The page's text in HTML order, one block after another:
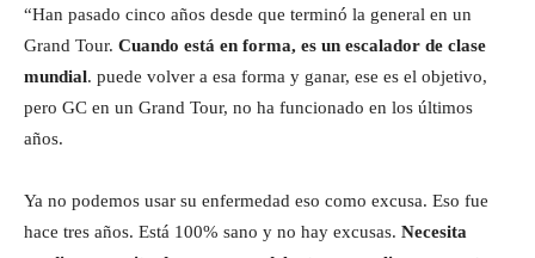
“Han pasado cinco años desde que terminó la general en un
Grand Tour. Cuando está en forma, es un escalador de clase
mundial. puede volver a esa forma y ganar, ese es el objetivo,
pero GC en un Grand Tour, no ha funcionado en los últimos
años.
Ya no podemos usar su enfermedad eso como excusa. Eso fue
hace tres años. Está 100% sano y no hay excusas. Necesita